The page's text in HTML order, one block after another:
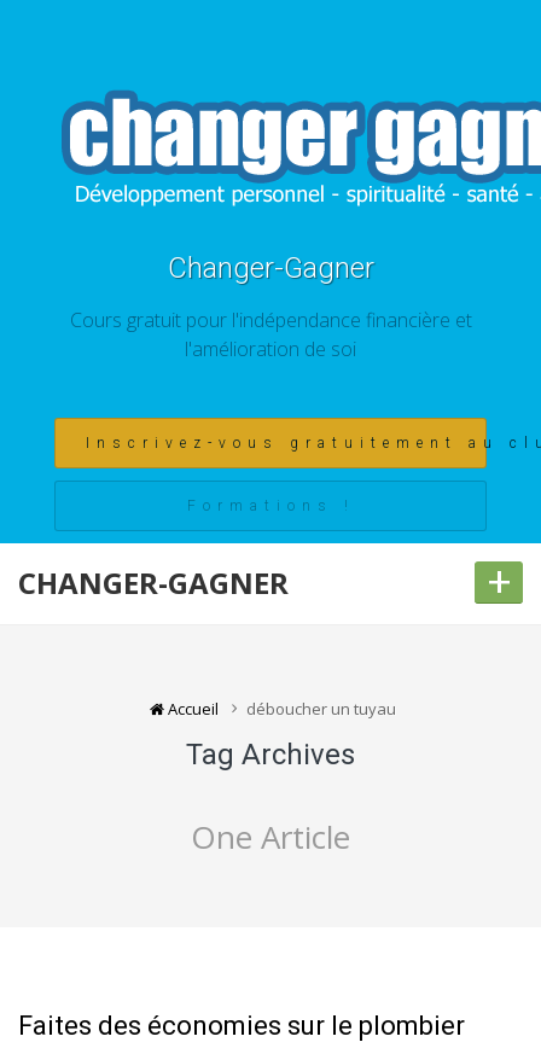
Changer-Gagner
Cours gratuit pour l'indépendance financière et
l'amélioration de soi
Inscrivez-vous gratuitement au
Formations !
CHANGER-GAGNER +
Accueil déboucher un tuyau
Tag Archives
One Article
Faites des économies sur le plombier